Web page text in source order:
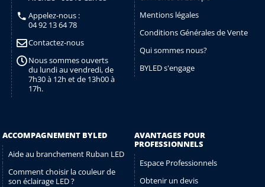
Appelez-nous :
04 92 13 64 78
Contactez-nous
Nous sommes ouverts
du lundi au vendredi, de
7h30 à 12h et de 13h00 à
17h.
Mentions légales
Conditions Générales de Vente
Qui sommes nous?
BYLED s'engage
ACCOMPAGNEMENT BYLED
Aide au branchement Ruban LED
Comment choisir la couleur de
son éclairage LED ?
AVANTAGES POUR
PROFESSIONNELS
Espace Professionnels
Obtenir un devis